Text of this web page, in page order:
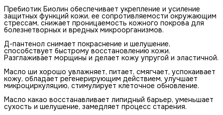
Пребиотик Биолин обеспечивает укрепление и усиление
защитных функций кожи, ее сопротивляемости окружающим
стрессам, снижает проницаемость кожного покрова для
болезнетворных и вредных микроорганизмов.
Д-пантенол снимает покраснение и шелушение,
способствует быстрому восстановлению кожи.
Разглаживает морщины и делает кожу упругой и эластичной.
Масло ши хорошо увлажняет, питает, смягчает, успокаивает
кожу, обладает регенерирующим действием, улучшает
микроциркуляцию, стимулирует клеточное обновление.
Масло какао восстанавливает липидный барьер, уменьшает
сухость и шелушение, замедляет процесс старения.